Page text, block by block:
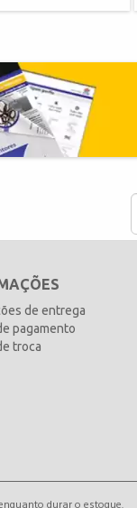
de entrega
pagamento
troca